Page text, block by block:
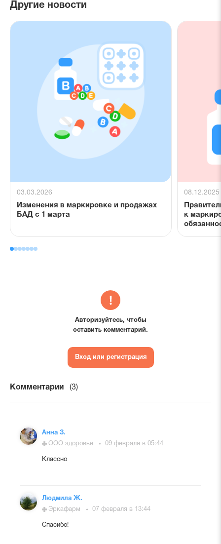
Другие новости
03.03.2026
Изменения в маркировке и продажах
БАД с 1 марта
08.12.2025
к
Авторизуйтесь, чтобы
оставить комментарий.
Вход или регистрация
Комментарии (3)
Анна З.
ООО здоровье
09 февраля в 05:44
Классно
Людмила Ж.
Эркафарм
07 февраля в 13:44
Спасибо!